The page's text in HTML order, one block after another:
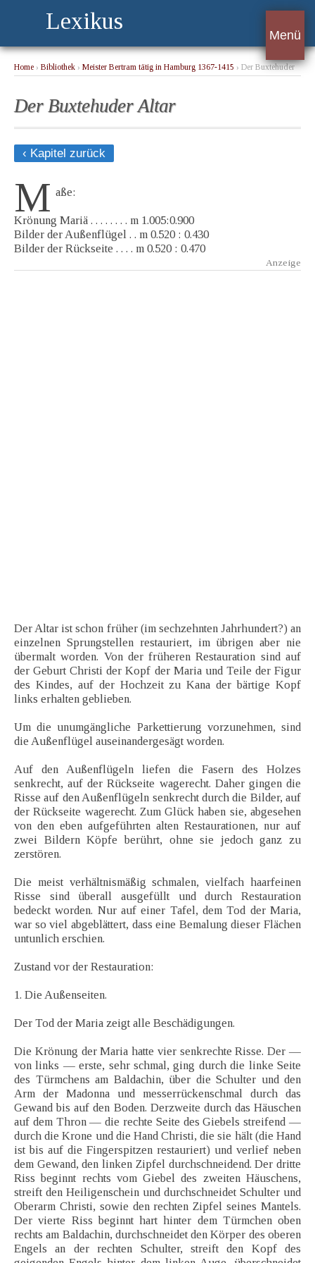
Lexikus
Menü
Home › Bibliothek › Meister Bertram tätig in Hamburg 1367-1415 › Der Buxtehuder
Der Buxtehuder Altar
‹ Kapitel zurück
M aße:
Krönung Mariä . . . . . . . . m 1.005:0.900
Bilder der Außenflügel . . m 0.520 : 0.430
Bilder der Rückseite . . . . m 0.520 : 0.470
Der Altar ist schon früher (im sechzehnten Jahrhundert?) an
einzelnen Sprungstellen restauriert, im übrigen aber nie
übermalt worden. Von der früheren Restauration sind auf
der Geburt Christi der Kopf der Maria und Teile der Figur
des Kindes, auf der Hochzeit zu Kana der bärtige Kopf
links erhalten geblieben.
Um die unumgängliche Parkettierung vorzunehmen, sind
die Außenflügel auseinandergesägt worden.
Auf den Außenflügeln liefen die Fasern des Holzes
senkrecht, auf der Rückseite wagerecht. Daher gingen die
Risse auf den Außenflügeln senkrecht durch die Bilder, auf
der Rückseite wagerecht. Zum Glück haben sie, abgesehen
von den eben aufgeführten alten Restaurationen, nur auf
zwei Bildern Köpfe berührt, ohne sie jedoch ganz zu
zerstören.
Die meist verhältnismäßig schmalen, vielfach haarfeinen
Risse sind überall ausgefüllt und durch Restauration
bedeckt worden. Nur auf einer Tafel, dem Tod der Maria,
war so viel abgeblättert, dass eine Bemalung dieser Flächen
untunlich erschien.
Zustand vor der Restauration:
1. Die Außenseiten.
Der Tod der Maria zeigt alle Beschädigungen.
Die Krönung der Maria hatte vier senkrechte Risse. Der —
von links — erste, sehr schmal, ging durch die linke Seite
des Türmchens am Baldachin, über die Schulter und den
Arm der Madonna und messerrückenschmal durch das
Gewand bis auf den Boden. Derzweite durch das Häuschen
auf dem Thron — die rechte Seite des Giebels streifend —
durch die Krone und die Hand Christi, die sie hält (die Hand
ist bis auf die Fingerspitzen restauriert) und verlief neben
dem Gewand, den linken Zipfel durchschneidend. Der dritte
Riss beginnt rechts vom Giebel des zweiten Häuschens,
streift den Heiligenschein und durchschneidet Schulter und
Oberarm Christi, sowie den rechten Zipfel seines Mantels.
Der vierte Riss beginnt hart hinter dem Türmchen oben
rechts am Baldachin, durchschneidet den Körper des oberen
Engels an der rechten Schulter, streift den Kopf des